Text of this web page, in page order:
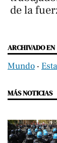
de la
ARCHIVADO EN
Mundo ‧
MÁS NOTICIAS